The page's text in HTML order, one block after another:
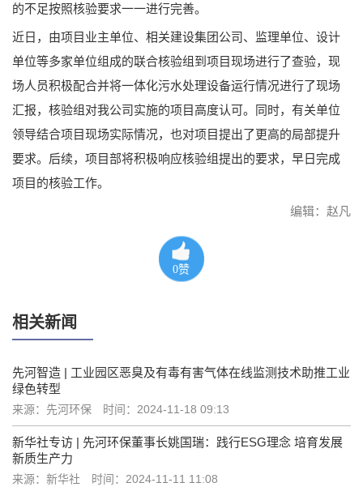
的不足按照核验要求一一进行完善。
近日，由项目业主单位、相关建设集团公司、监理单位、设计
单位等多家单位组成的联合核验组到项目现场进行了查验，现
场人员积极配合并将一体化污水处理设备运行情况进行了现场
汇报，核验组对我公司实施的项目高度认可。同时，有关单位
领导结合项目现场实际情况，也对项目提出了更高的局部提升
要求。后续，项目部将积极响应核验组提出的要求，早日完成
项目的核验工作。
编辑：赵凡
0赞
相关新闻
先河智造 | 工业园区恶臭及有毒有害气体在线监测技术助推工业
绿色转型
来源：先河环保 时间：2024-11-18 09:13
新华社专访 | 先河环保董事长姚国瑞：践行ESG理念 培育发展
新质生产力
来源：新华社 时间：2024-11-11 11:08